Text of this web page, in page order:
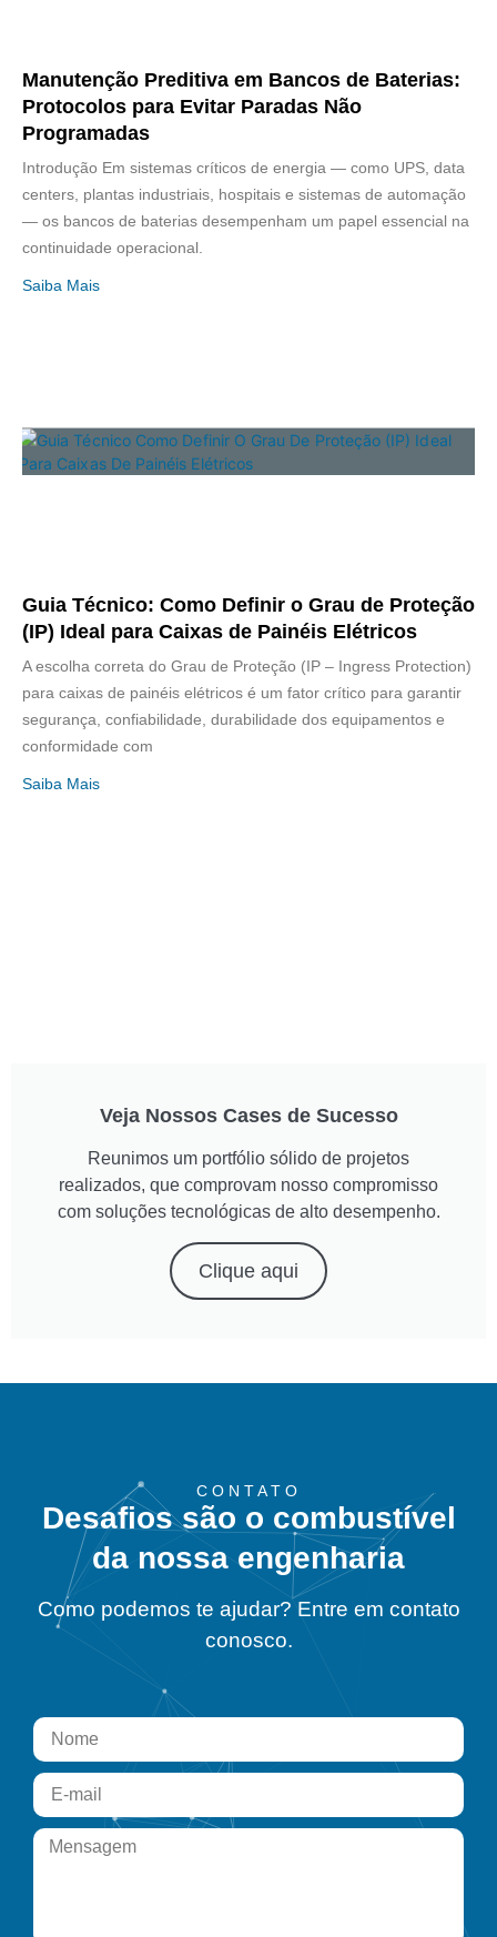
Manutenção Preditiva em Bancos de Baterias:
Protocolos para Evitar Paradas Não
Programadas
Introdução Em sistemas críticos de energia — como UPS, data
centers, plantas industriais, hospitais e sistemas de automação
— os bancos de baterias desempenham um papel essencial na
continuidade operacional.
Saiba Mais
Guia Técnico: Como Definir o Grau de Proteção
(IP) Ideal para Caixas de Painéis Elétricos
A escolha correta do Grau de Proteção (IP – Ingress Protection)
para caixas de painéis elétricos é um fator crítico para garantir
segurança, confiabilidade, durabilidade dos equipamentos e
conformidade com
Saiba Mais
Veja Nossos Cases de Sucesso
Reunimos um portfólio sólido de projetos
realizados, que comprovam nosso compromisso
com soluções tecnológicas de alto desempenho.
Clique aqui
CONTATO
Desafios são o combustível
da nossa engenharia
Como podemos te ajudar? Entre em contato
conosco.